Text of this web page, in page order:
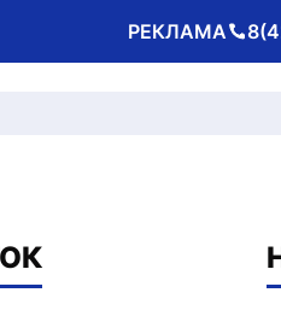
РЕКЛАМА
Телефон